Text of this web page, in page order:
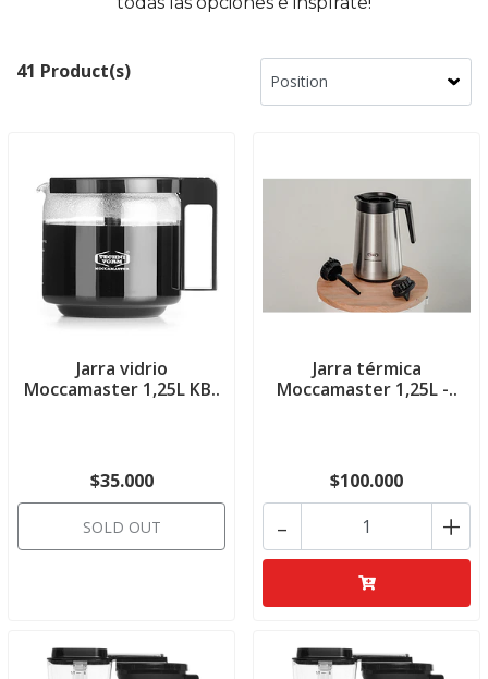
41 Product(s)
Jarra vidrio
Moccamaster 1,25L KB..
$35.000
SOLD OUT
Jarra térmica
Moccamaster 1,25L -..
$100.000
+
-